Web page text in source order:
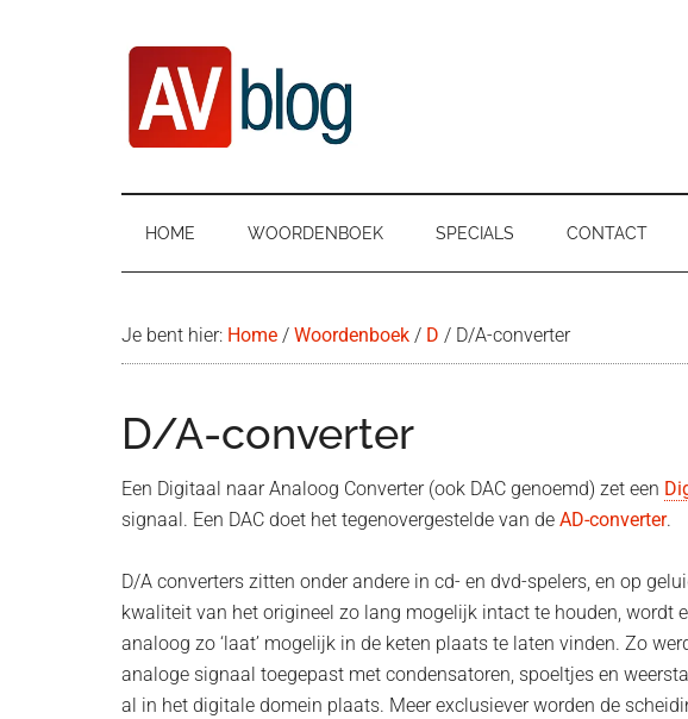
AVblog
HOME WOORDENBOEK SPECIALS CONTACT
Je bent hier: Home / Woordenboek / D / D/A-converter
D/A-converter
Een Digitaal naar Analoog Converter (ook DAC genoemd) zet een
signaal. Een DAC doet het tegenovergestelde van de AD-converter.
D/A converters zitten onder andere in cd- en dvd-spelers, en op
kwaliteit van het origineel zo lang mogelijk intact te houden, wordt
analoog zo ‘laat’ mogelijk in de keten plaats te laten vinden. Zo
analoge signaal toegepast met condensatoren, spoeltjes en
al in het digitale domein plaats. Meer exclusiever worden de